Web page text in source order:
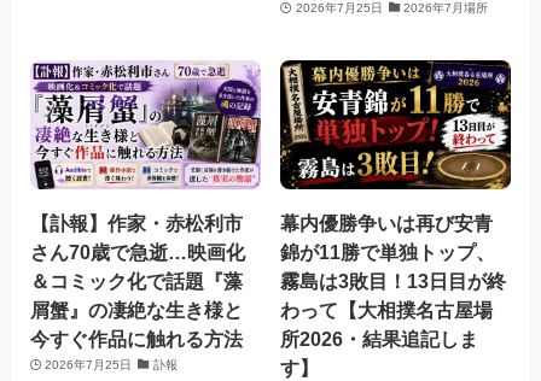
2026年7月25日 2026年7月場所
【訃報】作家・赤松利市
さん70歳で急逝…映画化
＆コミック化で話題『藻
屑蟹』の凄絶な生き様と
今すぐ作品に触れる方法
2026年7月25日 訃報
幕内優勝争いは再び安青
錦が11勝で単独トップ、
霧島は3敗目！13日目が終
わって【大相撲名古屋場
所2026・結果追記しま
す】